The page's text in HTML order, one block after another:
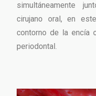
simultáneamente
cirujano oral, en
contorno de la encía
periodontal.